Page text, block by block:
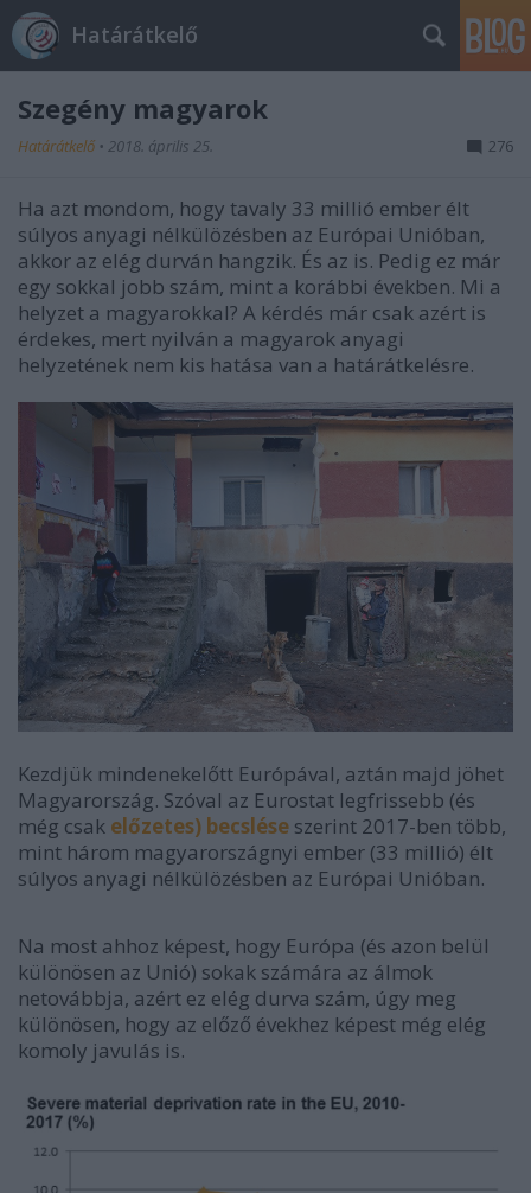
Határátkelő
Szegény magyarok
Határátkelő • 2018. április 25. 276
Ha azt mondom, hogy tavaly 33 millió ember élt
súlyos anyagi nélkülözésben az Európai Unióban,
akkor az elég durván hangzik. És az is. Pedig ez már
egy sokkal jobb szám, mint a korábbi években. Mi a
helyzet a magyarokkal? A kérdés már csak azért is
érdekes, mert nyilván a magyarok anyagi
helyzetének nem kis hatása van a határátkelésre.
Kezdjük mindenekelőtt Európával, aztán majd jöhet
Magyarország. Szóval az Eurostat legfrissebb (és
még csak előzetes) becslése szerint 2017-ben több,
mint három magyarországnyi ember (33 millió) élt
súlyos anyagi nélkülözésben az Európai Unióban.
Na most ahhoz képest, hogy Európa (és azon belül
különösen az Unió) sokak számára az álmok
netovábbja, azért ez elég durva szám, úgy meg
különösen, hogy az előző évekhez képest még elég
komoly javulás is.